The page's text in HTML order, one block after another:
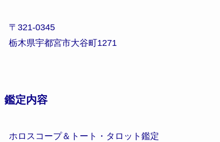
〒321-0345
栃木県宇都宮市大谷町1271
鑑定内容
ホロスコープ＆トート・タロット鑑定